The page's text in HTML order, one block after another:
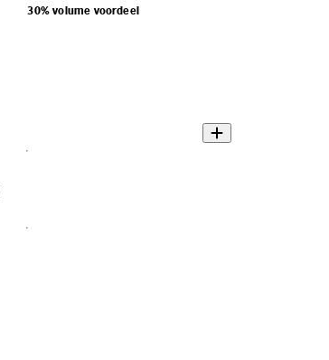
30% volume voordeel